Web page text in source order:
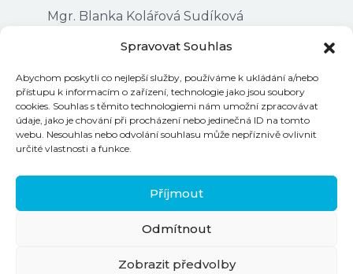
Spravovat Souhlas
Abychom poskytli co nejlepší služby, používáme k ukládání a/nebo
přístupu k informacím o zařízení, technologie jako jsou soubory
cookies. Souhlas s těmito technologiemi nám umožní zpracovávat
údaje, jako je chování při procházení nebo jedinečná ID na tomto
webu. Nesouhlas nebo odvolání souhlasu může nepříznivě ovlivnit
určité vlastnosti a funkce.
Příjmout
Odmítnout
Zobrazit předvolby
Mgr. Blanka Kolářová Sudíková
Sulkovec 5, 592 65 pošta Rovečné
DIČ CZ 6760291593
Kontakty na bazény